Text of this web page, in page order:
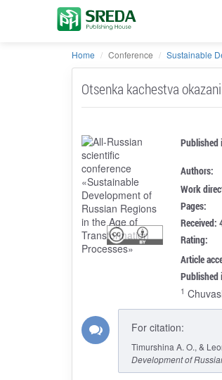
Home Conference Sustainable
Otsenka kachestva
Published
Authors:
Work
Pages:
Received:
Rating:
Article
Published
1
For citation:
Timurshina A. O., &
Development of